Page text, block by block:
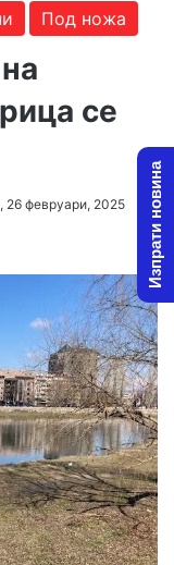
Под ножа
се
26 февруари, 2025 Изпрати новина